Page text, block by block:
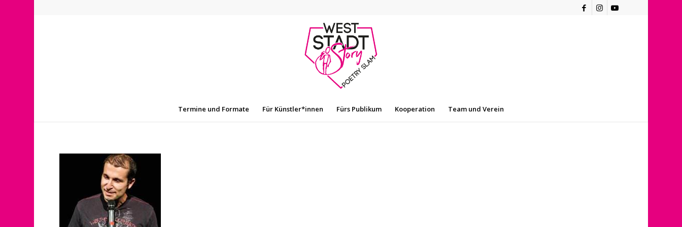
Termine und Formate Für Künstler*innen Fürs Publikum Kooperation Team und Verein